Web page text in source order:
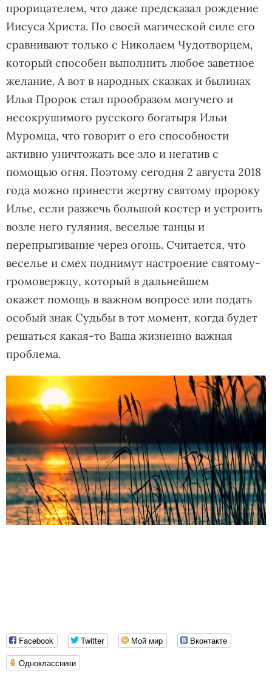
прорицателем, что даже предсказал рождение
Иисуса Христа. По своей магической силе его
сравнивают только с Николаем Чудотворцем,
который способен выполнить любое заветное
желание. А вот в народных сказках и былинах
Илья Пророк стал прообразом могучего и
несокрушимого русского богатыря Ильи
Муромца, что говорит о его способности
активно уничтожать все зло и негатив с
помощью огня. Поэтому сегодня 2 августа 2018
года можно принести жертву святому пророку
Илье, если разжечь большой костер и устроить
возле него гуляния, веселые танцы и
перепрыгивание через огонь. Считается, что
веселье и смех поднимут настроение святому-
громовержцу, который в дальнейшем
окажет помощь в важном вопросе или подать
особый знак Судьбы в тот момент, когда будет
решаться какая-то Ваша жизненно важная
проблема.
Facebook Twitter Мой мир
Вконтакте
Одноклассники